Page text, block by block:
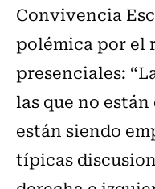
Convivencia
polémica por el
presenciales:
las que no
están siendo
típicas